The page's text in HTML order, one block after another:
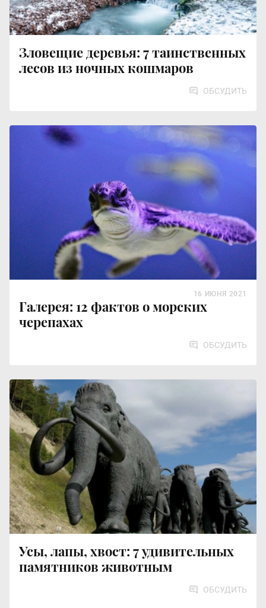
Зловещие деревья: 7 таинственных
лесов из ночных кошмаров
ОБСУДИТЬ
Галерея: 12 фактов о морских
черепахах
16 ИЮНЯ 2021
ОБСУДИТЬ
Усы, лапы, хвост: 7 удивительных
памятников животным
ОБСУДИТЬ